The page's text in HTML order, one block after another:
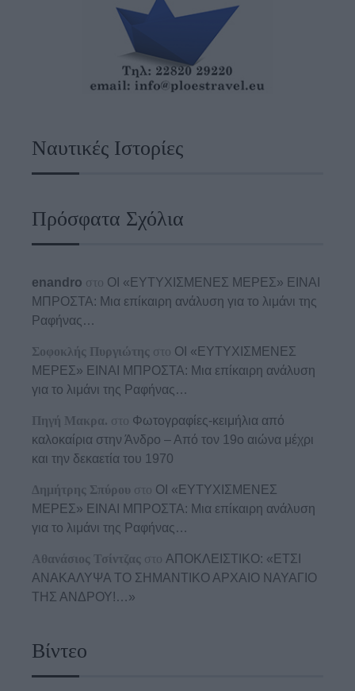
Ναυτικές Ιστορίες
Πρόσφατα Σχόλια
enandro στο ΟΙ «ΕΥΤΥΧΙΣΜΕΝΕΣ ΜΕΡΕΣ» ΕΙΝΑΙ
ΜΠΡΟΣΤΑ: Μια επίκαιρη ανάλυση για το λιμάνι της
Ραφήνας…
Σοφοκλής Πυργιώτης στο ΟΙ «ΕΥΤΥΧΙΣΜΕΝΕΣ
ΜΕΡΕΣ» ΕΙΝΑΙ ΜΠΡΟΣΤΑ: Μια επίκαιρη ανάλυση
για το λιμάνι της Ραφήνας…
Πηγή Μακρα. στο Φωτογραφίες-κειμήλια από
καλοκαίρια στην Άνδρο – Από τον 19ο αιώνα μέχρι
και την δεκαετία του 1970
Δημήτρης Σπύρου στο ΟΙ «ΕΥΤΥΧΙΣΜΕΝΕΣ
ΜΕΡΕΣ» ΕΙΝΑΙ ΜΠΡΟΣΤΑ: Μια επίκαιρη ανάλυση
για το λιμάνι της Ραφήνας…
Αθανάσιος Τσίντζας στο ΑΠΟΚΛΕΙΣΤΙΚΟ: «ΕΤΣΙ
ΑΝΑΚΑΛΥΨΑ ΤΟ ΣΗΜΑΝΤΙΚΟ ΑΡΧΑΙΟ ΝΑΥΑΓΙΟ
ΤΗΣ ΑΝΔΡΟΥ!…»
Βίντεο